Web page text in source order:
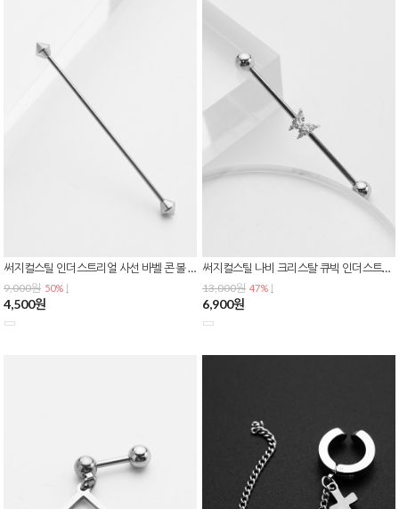
써지컬스틸 인더스트리얼 사선 바벨 콘 볼 스트레이트 귀 연골 피어싱 P-0836
9,000원 50% ↓
4,500원
써지컬스틸 나비 크리스탈 큐빅 인더스트리얼 바벨 사선 피어싱 P-0834
13,000원 47% ↓
6,900원